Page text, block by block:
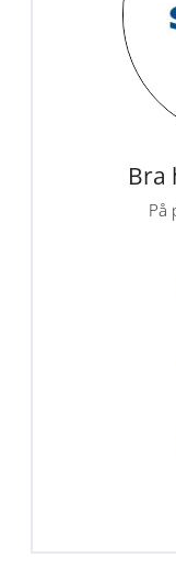
Bra
På